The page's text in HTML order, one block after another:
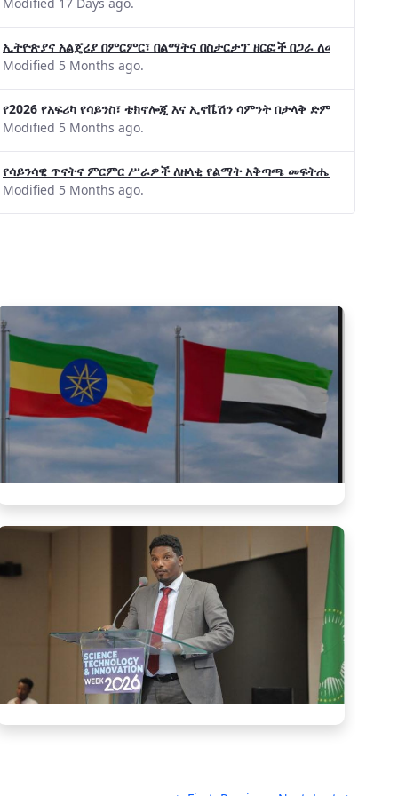
ኢትዮጵያና አልጄሪያ በምርምር፣ በልማትና በስታርታፕ ዘርፎች በጋራ ለመስራት መከሩ፡፡
Modified 5 Months ago.
የ2026 የአፍሪካ የሳይንስ፣ ቴክኖሎጂ እና ኢኖቬሽን ሳምንት በታላቅ ድምቀት
Modified 5 Months ago.
የሳይንሳዊ ጥናትና ምርምር ሥራዎች ለዘላቂ የልማት አቅጣጫ መፍትሔ ጠቋሚ
Modified 5 Months ago.